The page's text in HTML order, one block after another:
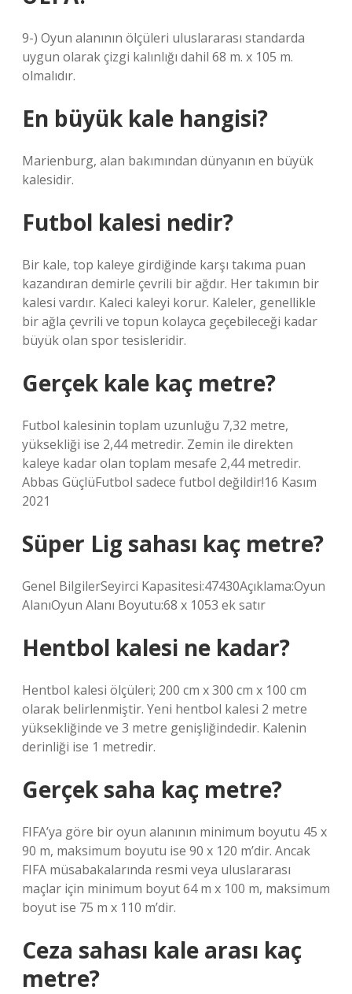
9-) Oyun alanının ölçüleri uluslararası standarda
uygun olarak çizgi kalınlığı dahil 68 m. x 105 m.
olmalıdır.
En büyük kale hangisi?
Marienburg, alan bakımından dünyanın en büyük
kalesidir.
Futbol kalesi nedir?
Bir kale, top kaleye girdiğinde karşı takıma puan
kazandıran demirle çevrili bir ağdır. Her takımın bir
kalesi vardır. Kaleci kaleyi korur. Kaleler, genellikle
bir ağla çevrili ve topun kolayca geçebileceği kadar
büyük olan spor tesisleridir.
Gerçek kale kaç metre?
Futbol kalesinin toplam uzunluğu 7,32 metre,
yüksekliği ise 2,44 metredir. Zemin ile direkten
kaleye kadar olan toplam mesafe 2,44 metredir.
Abbas GüçlüFutbol sadece futbol değildir!16 Kasım
2021
Süper Lig sahası kaç metre?
Genel BilgilerSeyirci Kapasitesi:47430Açıklama:Oyun
AlanıOyun Alanı Boyutu:68 x 1053 ek satır
Hentbol kalesi ne kadar?
Hentbol kalesi ölçüleri; 200 cm x 300 cm x 100 cm
olarak belirlenmiştir. Yeni hentbol kalesi 2 metre
yüksekliğinde ve 3 metre genişliğindedir. Kalenin
derinliği ise 1 metredir.
Gerçek saha kaç metre?
FIFA’ya göre bir oyun alanının minimum boyutu 45 x
90 m, maksimum boyutu ise 90 x 120 m’dir. Ancak
FIFA müsabakalarında resmi veya uluslararası
maçlar için minimum boyut 64 m x 100 m, maksimum
boyut ise 75 m x 110 m’dir.
Ceza sahası kale arası kaç
metre?